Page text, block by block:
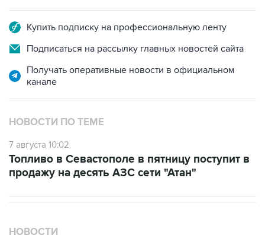
Купить подписку на профессиональную ленту
Подписаться на рассылку главных новостей сайта
Получать оперативные новости в официальном
канале
НОВОСТИ ПО ТЕМЕ
7 августа 10:02
Топливо в Севастополе в пятницу поступит в
продажу на десять АЗС сети "Атан"
НОВОСТИ